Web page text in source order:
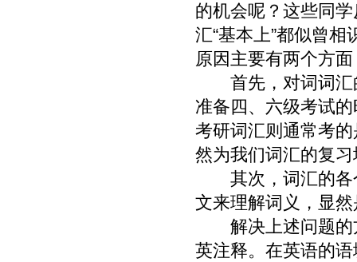
的机会呢？这些同
汇“基本上”都似曾
原因主要有两个方面
首先，对词词汇
准备四、六级考试
考研词汇则通常考
然为我们词汇的复
其次，词汇的各
文来理解词义，显
解决上述问题的
英注释。在英语的